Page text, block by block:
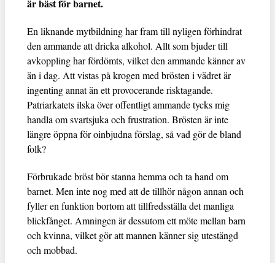
är bäst för barnet.
En liknande mytbildning har fram till nyligen förhindrat
den ammande att dricka alkohol. Allt som bjuder till
avkoppling har fördömts, vilket den ammande känner av
än i dag. Att vistas på krogen med brösten i vädret är
ingenting annat än ett provocerande risktagande.
Patriarkatets ilska över offentligt ammande tycks mig
handla om svartsjuka och frustration. Brösten är inte
längre öppna för oinbjudna förslag, så vad gör de bland
folk?
Förbrukade bröst bör stanna hemma och ta hand om
barnet. Men inte nog med att de tillhör någon annan och
fyller en funktion bortom att tillfredsställa det manliga
blickfånget. Amningen är dessutom ett möte mellan barn
och kvinna, vilket gör att mannen känner sig utestängd
och mobbad.